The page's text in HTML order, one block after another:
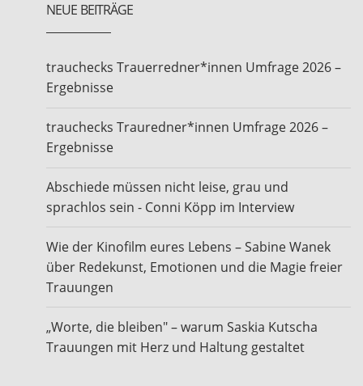
NEUE BEITRÄGE
trauchecks Trauerredner*innen Umfrage 2026 –
Ergebnisse
trauchecks Trauredner*innen Umfrage 2026 –
Ergebnisse
Abschiede müssen nicht leise, grau und
sprachlos sein - Conni Köpp im Interview
Wie der Kinofilm eures Lebens – Sabine Wanek
über Redekunst, Emotionen und die Magie freier
Trauungen
„Worte, die bleiben" – warum Saskia Kutscha
Trauungen mit Herz und Haltung gestaltet